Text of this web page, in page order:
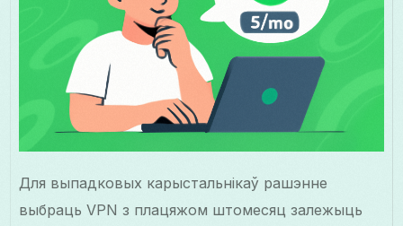
Для выпадковых карыстальнікаў рашэнне
выбраць VPN з плацяжом штомесяц залежыць